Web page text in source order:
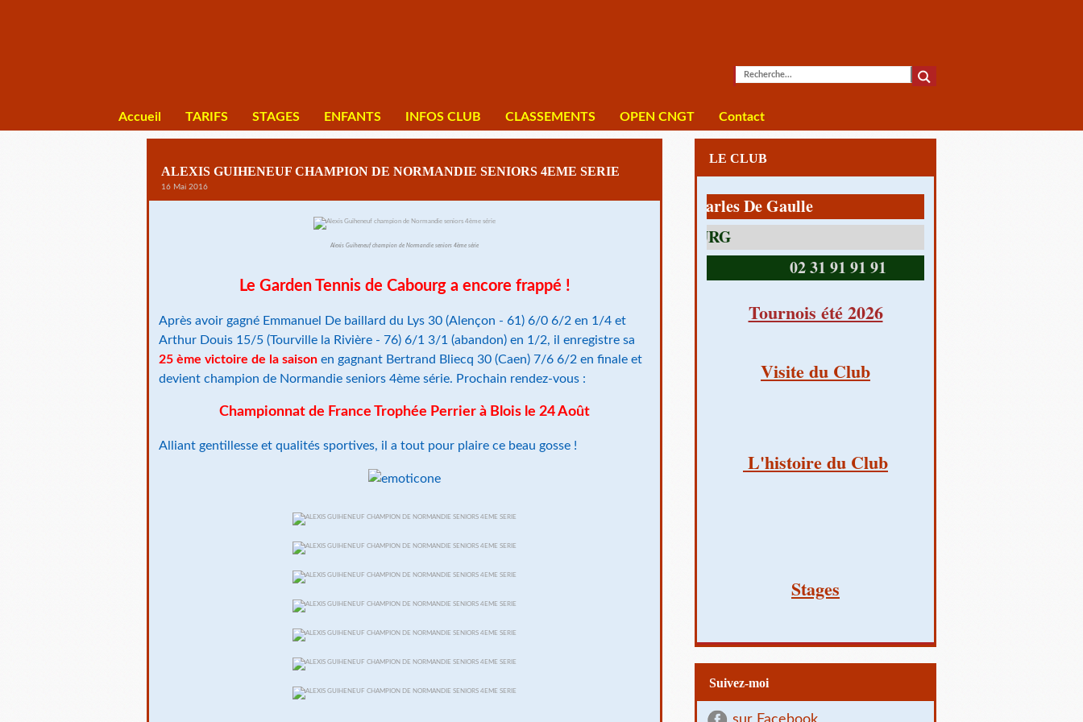
Accueil TARIFS STAGES ENFANTS INFOS CLUB CLASSEMENTS OPEN CNGT Contact
ALEXIS GUIHENEUF CHAMPION DE NORMANDIE SENIORS 4EME SERIE
16 Mai 2016
Alexis Guiheneuf champion de Normandie seniors 4ème série
Le Garden Tennis de Cabourg a encore frappé !
Après avoir gagné Emmanuel De baillard du Lys 30 (Alençon - 61) 6/0 6/2 en 1/4 et
Arthur Douis 15/5 (Tourville la Rivière - 76) 6/1 3/1 (abandon) en 1/2, il enregistre sa
25 ème victoire de la saison en gagnant Bertrand Bliecq 30 (Caen) 7/6 6/2 en finale et
devient champion de Normandie seniors 4ème série. Prochain rendez-vous :
Championnat de France Trophée Perrier à Blois le 24 Août
Alliant gentillesse et qualités sportives, il a tout pour plaire ce beau gosse !
LE CLUB
1 av Charles De Gaulle
02 31 91 91 91
Tournois été 2026
Visite du Club
L'histoire du Club
Stages
Suivez-moi
sur Facebook